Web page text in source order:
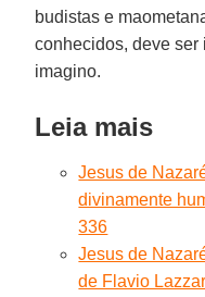
budistas e
conhecidos, deve ser
imagino.
Leia mais
Jesus de
divinamente
336
Jesus de
de Flavio